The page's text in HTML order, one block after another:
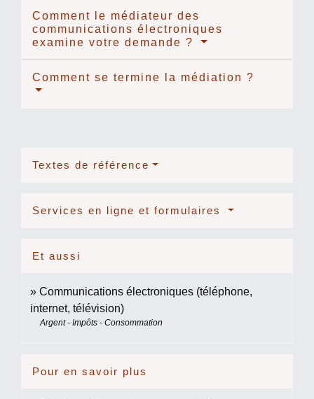
Comment le médiateur des
communications électroniques
examine votre demande ?
Comment se termine la médiation ?
Textes de référence
Services en ligne et formulaires
Et aussi
Communications électroniques (téléphone,
internet, télévision)
Argent - Impôts - Consommation
Pour en savoir plus